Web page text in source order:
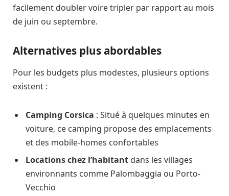
facilement doubler voire tripler par rapport au mois
de juin ou septembre.
Alternatives plus abordables
Pour les budgets plus modestes, plusieurs options
existent :
Camping Corsica : Situé à quelques minutes en
voiture, ce camping propose des emplacements
et des mobile-homes confortables
Locations chez l’habitant dans les villages
environnants comme Palombaggia ou Porto-
Vecchio